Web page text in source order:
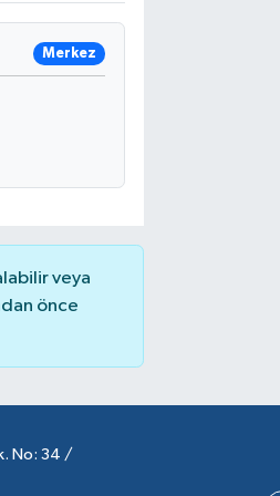
Merkez
veya
önce
No: 34 /